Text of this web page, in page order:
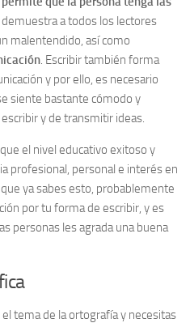
demuestra a todos los lectores
malentendido, así como
. Escribir también forma
y por ello, es necesario
siente bastante cómodo y
y de transmitir ideas.
el nivel educativo exitoso y
profesional, personal e interés en
ya sabes esto, probablemente
por tu forma de escribir, y es
personas les agrada una buena
tema de la ortografía y necesitas